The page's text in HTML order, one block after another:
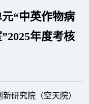
“中英作物病
年度考核
研究院（空天院）